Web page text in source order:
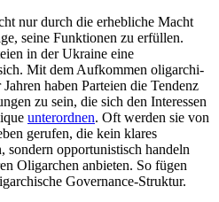
nur durch die erhebliche Macht
seine Funktionen zu er­füllen.
in der Ukraine eine
Mit dem Aufkommen oligarchi­
haben Parteien die Tendenz
zu sein, die sich den Interessen
unterordnen. Oft werden sie von
gerufen, die kein klares
sondern opportunistisch handeln
Oligarchen anbieten. So fügen
Governance-Struktur.